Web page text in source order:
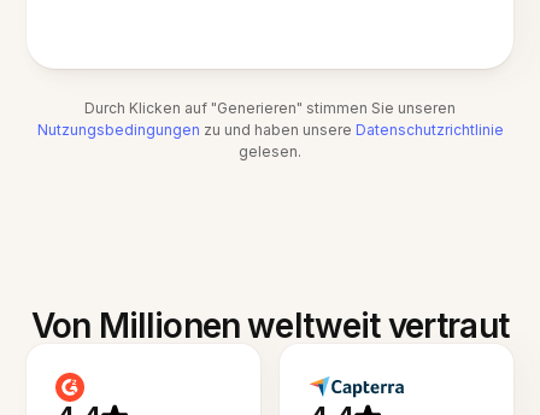
Durch Klicken auf "Generieren" stimmen Sie unseren
Nutzungsbedingungen zu und haben unsere Datenschutzrichtlinie
gelesen.
Von Millionen weltweit vertraut